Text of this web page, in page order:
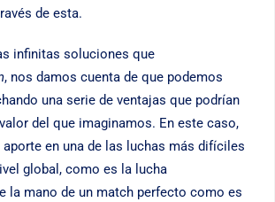
de esta.
infinitas soluciones que
, nos damos cuenta de que podemos
una serie de ventajas que podrían
del que imaginamos. En este caso,
en una de las luchas más difíciles
global, como es la lucha
la mano de un match perfecto como es